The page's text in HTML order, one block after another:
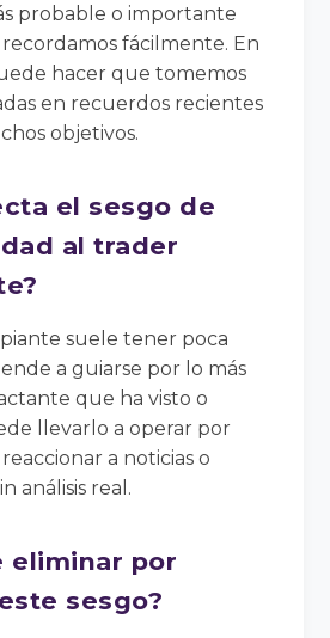
probable o importante
fácilmente. En
hacer que tomemos
en recuerdos recientes
objetivos.
el sesgo de
al trader
suele tener poca
a guiarse por lo más
que ha visto o
llevarlo a operar por
a noticias o
análisis real.
eliminar por
sesgo?